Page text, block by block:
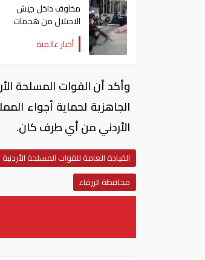
مخاوف داخل جيش
الاحتلال من هجمات
للمليشيات الإيرانية في
العراق
أخبار عالمية
وأكد أن القوات المسلحة
الجاهزية لحماية أجواء
الأردني من أي طرف كان.
القيادة العامة للقوات المسلحة الأردنية
محافظة الزرقاء